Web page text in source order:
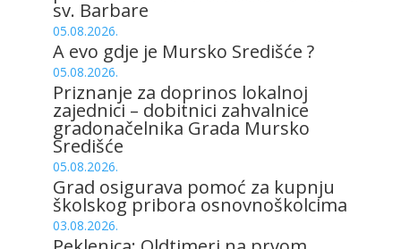
sv. Barbare
05.08.2026.
A evo gdje je Mursko Središće ?
05.08.2026.
Priznanje za doprinos lokalnoj
zajednici – dobitnici zahvalnice
gradonačelnika Grada Mursko
Središće
05.08.2026.
Grad osigurava pomoć za kupnju
školskog pribora osnovnoškolcima
03.08.2026.